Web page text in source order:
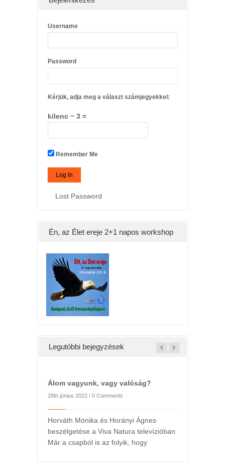
Username
Password
Kérjük, adja meg a választ számjegyekkel:
kilenc − 3 =
Remember Me
Lost Password
Én, az Élet ereje 2+1 napos workshop
Legutóbbi bejegyzések
Álom vagyunk, vagy valóság?
28th június 2022 / 0 Comments
Horváth Mónika és Horányi Ágnes
beszélgetése a Viva Natura televízióban
Már a csapból is az folyik, hogy